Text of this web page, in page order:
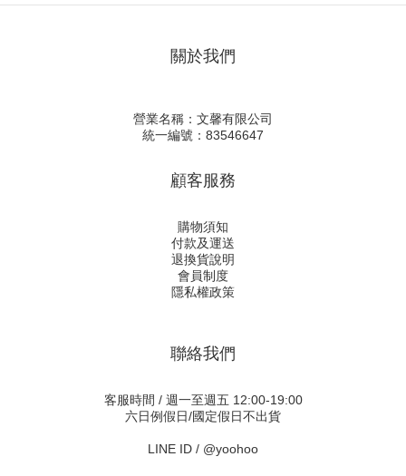
關於我們
營業名稱：文馨有限公司
統一編號：83546647
顧客服務
購物須知
付款及運送
退換貨說明
會員制度
隱私權政策
聯絡我們
客服時間 / 週一至週五 12:00-19:00
六日例假日/國定假日不出貨
LINE ID / @yoohoo